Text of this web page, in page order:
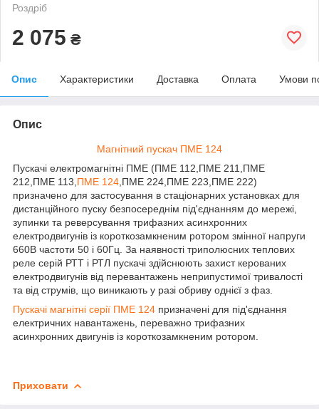
Роздріб
2 075 ₴
Опис Характеристики Доставка Оплата Умови
Опис
Магнітний пускач ПМЕ 124
Пускачі електромагнітні ПМЕ (ПМЕ 112,ПМЕ 211,ПМЕ
212,ПМЕ 113, ПМЕ 124 ,ПМЕ 224,ПМЕ 223,ПМЕ 222)
призначено для застосування в стаціонарних установках для
дистанційного пуску безпосереднім під'єднанням до мережі,
зупинки та реверсування трифазних асинхронних
електродвигунів із короткозамкненим ротором змінної напруги
660В частоти 50 і 60Гц. За наявності триполюсних теплових
реле серій РТТ і РТЛ пускачі здійснюють захист керованих
електродвигунів від перевантажень неприпустимої тривалості
та від струмів, що виникають у разі обриву однієї з фаз.
Пускачі магнітні серії ПМЕ 124 призначені для під'єднання
електричних навантажень, переважно трифазних
асинхронних двигунів із короткозамкненим ротором.
Приховати